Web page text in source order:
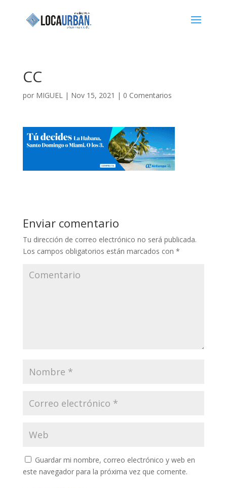
CC
por MIGUEL| Nov 15, 2021 | 0 Comentarios
Enviar comentario
Tu dirección de correo electrónico no será publicada.
Los campos obligatorios están marcados con *
Guardar mi nombre, correo electrónico y web en
este navegador para la próxima vez que comente.